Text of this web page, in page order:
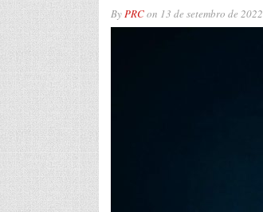
ByPRCon 13 de setembro de 2022